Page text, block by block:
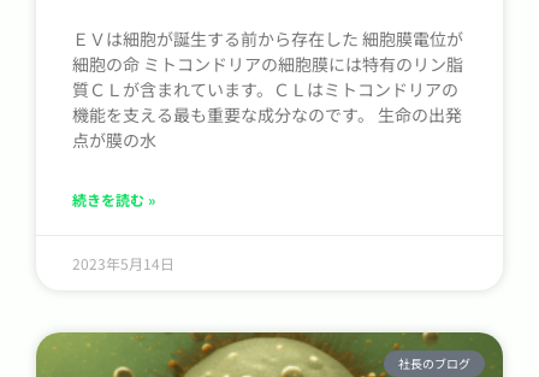
ＥＶは細胞が誕生する前から存在した 細胞膜電位が
細胞の命 ミトコンドリアの細胞膜には特有のリン脂
質ＣＬが含まれています。ＣＬはミトコンドリアの
機能を支える最も重要な成分なのです。 生命の出発
点が膜の水
続きを読む »
2023年5月14日
社長のブログ